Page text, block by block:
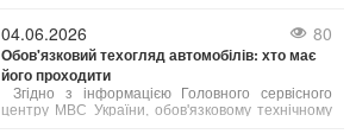
04.06.2026 80
Обов'язковий техогляд автомобілів: хто має
його проходити
Згідно з інформацією Головного сервісного
центру МВС України, обов'язковому технічному